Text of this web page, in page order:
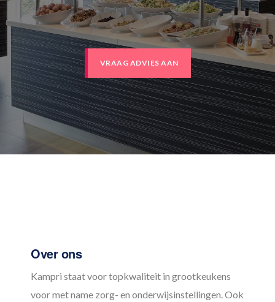
VRAAG ADVIES AAN
Over ons
Kampri staat voor topkwaliteit in grootkeukens
voor met name zorg- en onderwijsinstellingen. Ook